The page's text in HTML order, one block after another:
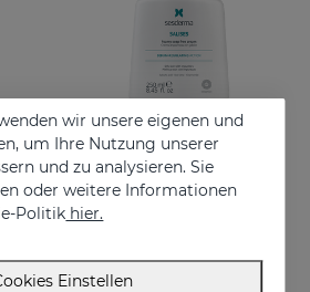
In den Warenkorb
wir unsere eigenen und
um Ihre Nutzung unserer
und zu analysieren. Sie
oder weitere Informationen
Politik hier.
Einstellen